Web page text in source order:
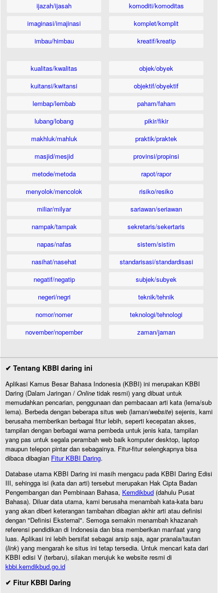
ijazah/ijasah
imaginasi/imajinasi
imbau/himbau
komoditi/komoditas
komplet/komplit
kreatif/kreatip
kualitas/kwalitas
kuitansi/kwitansi
lembap/lembab
lubang/lobang
makhluk/mahluk
masjid/mesjid
metode/metoda
menyolok/mencolok
miliar/milyar
nampak/tampak
napas/nafas
nasihat/nasehat
negatif/negatip
negeri/negri
nomor/nomer
november/nopember
objek/obyek
objektif/obyektif
paham/faham
pikir/fikir
praktik/praktek
provinsi/propinsi
rapot/rapor
risiko/resiko
sariawan/seriawan
sekretaris/sekertaris
sistem/sistim
standarisasi/standardisasi
subjek/subyek
teknik/tehnik
teknologi/tehnologi
zaman/jaman
✔ Tentang KBBI daring ini
Aplikasi Kamus Besar Bahasa Indonesia (KBBI) ini merupakan KBBI
Daring (Dalam Jaringan / Online tidak resmi) yang dibuat untuk
memudahkan pencarian, penggunaan dan pembacaan arti kata (lema/sub
lema). Berbeda dengan beberapa situs web (laman/website) sejenis, kami
berusaha memberikan berbagai fitur lebih, seperti kecepatan akses,
tampilan dengan berbagai warna pembeda untuk jenis kata, tampilan
yang pas untuk segala perambah web baik komputer desktop, laptop
maupun telepon pintar dan sebagainya. Fitur-fitur selengkapnya bisa
dibaca dibagian Fitur KBBI Daring.
Database utama KBBI Daring ini masih mengacu pada KBBI Daring Edisi
III, sehingga isi (kata dan arti) tersebut merupakan Hak Cipta Badan
Pengembangan dan Pembinaan Bahasa, Kemdikbud (dahulu Pusat
Bahasa). Diluar data utama, kami berusaha menambah kata-kata baru
yang akan diberi keterangan tambahan dibagian akhir arti atau definisi
dengan "Definisi Eksternal". Semoga semakin menambah khazanah
referensi pendidikan di Indonesia dan bisa memberikan manfaat yang
luas. Aplikasi ini lebih bersifat sebagai arsip saja, agar pranala/tautan
(link) yang mengarah ke situs ini tetap tersedia. Untuk mencari kata dari
KBBI edisi V (terbaru), silakan merujuk ke website resmi di
kbbi.kemdikbud.go.id
✔ Fitur KBBI Daring